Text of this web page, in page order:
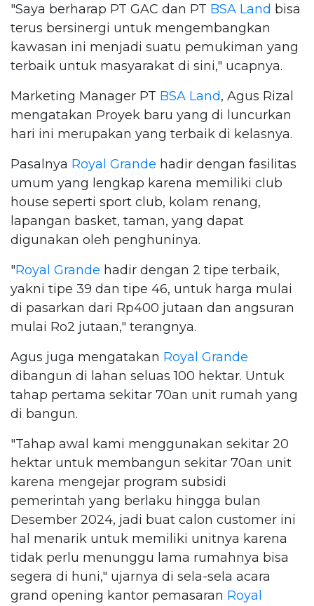
"Saya berharap PT GAC dan PT BSA Land bisa
terus bersinergi untuk mengembangkan
kawasan ini menjadi suatu pemukiman yang
terbaik untuk masyarakat di sini," ucapnya.
Marketing Manager PT BSA Land, Agus Rizal
mengatakan Proyek baru yang di luncurkan
hari ini merupakan yang terbaik di kelasnya.
Pasalnya Royal Grande hadir dengan fasilitas
umum yang lengkap karena memiliki club
house seperti sport club, kolam renang,
lapangan basket, taman, yang dapat
digunakan oleh penghuninya.
"Royal Grande hadir dengan 2 tipe terbaik,
yakni tipe 39 dan tipe 46, untuk harga mulai
di pasarkan dari Rp400 jutaan dan angsuran
mulai Ro2 jutaan," terangnya.
Agus juga mengatakan Royal Grande
dibangun di lahan seluas 100 hektar. Untuk
tahap pertama sekitar 70an unit rumah yang
di bangun.
"Tahap awal kami menggunakan sekitar 20
hektar untuk membangun sekitar 70an unit
karena mengejar program subsidi
pemerintah yang berlaku hingga bulan
Desember 2024, jadi buat calon customer ini
hal menarik untuk memiliki unitnya karena
tidak perlu menunggu lama rumahnya bisa
segera di huni," ujarnya di sela-sela acara
grand opening kantor pemasaran Royal